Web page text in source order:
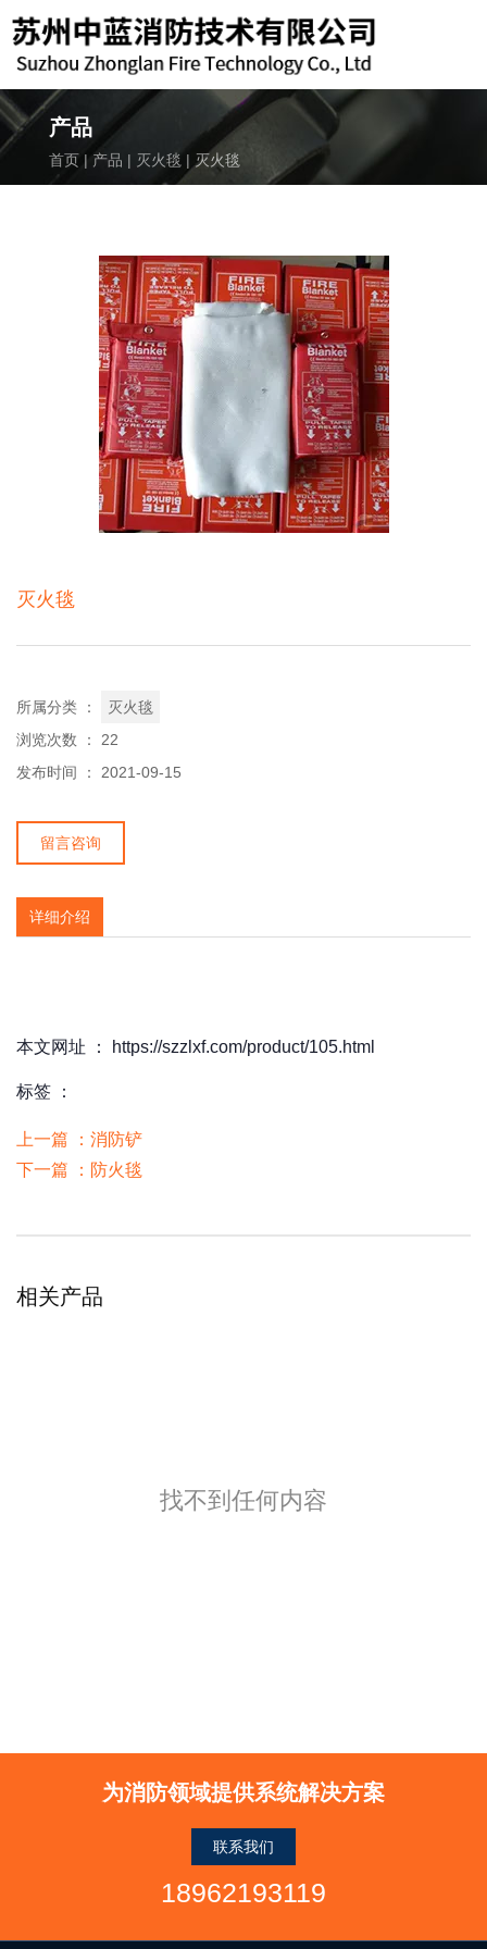
致电我们
kuns119@163.com
产品
首页 产品 灭火毯 灭火毯
灭火毯
所属分类 ：
灭火毯
浏览次数 ： 22
发布时间 ： 2021-09-15
留言咨询
详细介绍
本文网址 ： https://szzlxf.com/product/105.html
标签 ：
上一篇 ： 消防铲
下一篇 ： 防火毯
相关产品
找不到任何内容
为消防领域提供系统解决方案
联系我们
18962193119